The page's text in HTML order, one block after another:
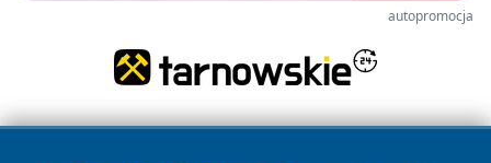
autopromocja